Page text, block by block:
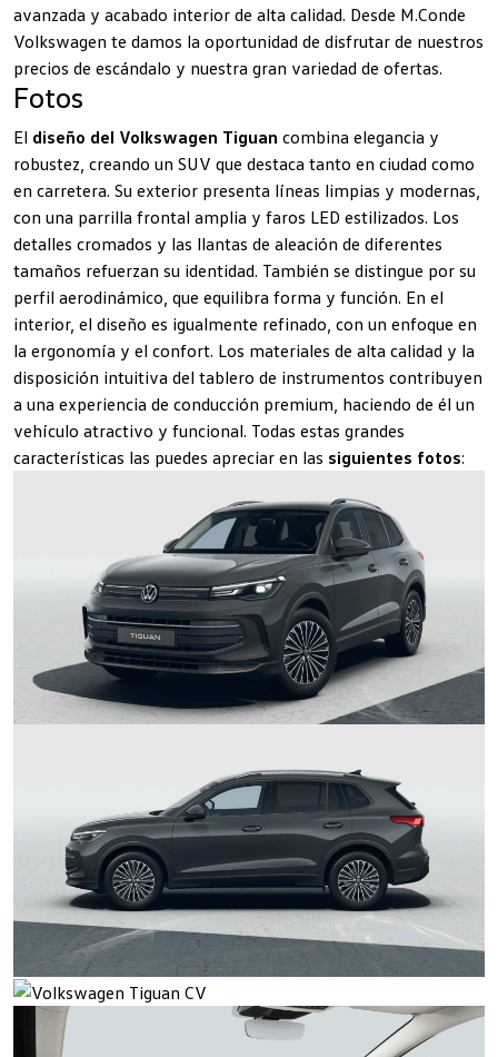
avanzada y acabado interior de alta calidad. Desde M.Conde
Volkswagen te damos la oportunidad de disfrutar de nuestros
precios de escándalo y nuestra gran variedad de ofertas.
Fotos
El diseño del Volkswagen Tiguan combina elegancia y
robustez, creando un SUV que destaca tanto en ciudad como
en carretera. Su exterior presenta líneas limpias y modernas,
con una parrilla frontal amplia y faros LED estilizados. Los
detalles cromados y las llantas de aleación de diferentes
tamaños refuerzan su identidad. También se distingue por su
perfil aerodinámico, que equilibra forma y función. En el
interior, el diseño es igualmente refinado, con un enfoque en
la ergonomía y el confort. Los materiales de alta calidad y la
disposición intuitiva del tablero de instrumentos contribuyen
a una experiencia de conducción premium, haciendo de él un
vehículo atractivo y funcional. Todas estas grandes
características las puedes apreciar en las siguientes fotos: